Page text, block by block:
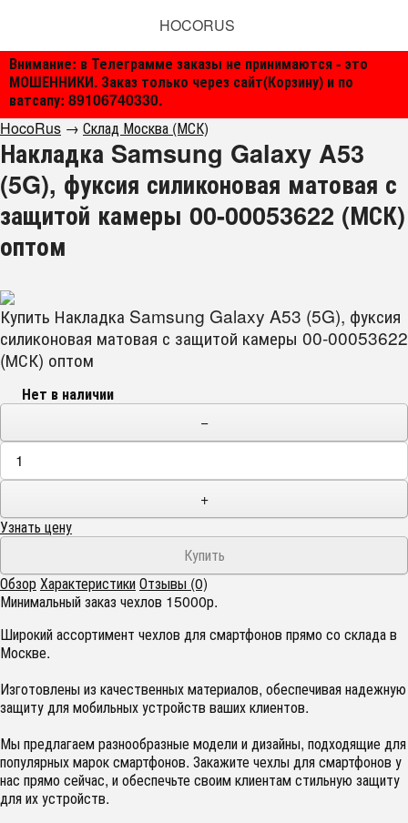
Внимание: в Телеграмме заказы не принимаются - это
МОШЕННИКИ. Заказ только через сайт(Корзину) и по
ватсапу: 89106740330.
HOCORUS
HocoRus → Склад Москва (МСК)
Накладка Samsung Galaxy A53
(5G), фуксия силиконовая матовая с
защитой камеры 00-00053622 (МСК)
оптом
Купить Накладка Samsung Galaxy A53 (5G), фуксия
силиконовая матовая с защитой камеры 00-00053622
(МСК) оптом
Нет в наличии
−
+
Узнать цену
ОбзорХарактеристикиОтзывы (0)
Минимальный заказ чехлов 15000р.
Широкий ассортимент чехлов для смартфонов прямо со склада в
Москве.
Изготовлены из качественных материалов, обеспечивая надежную
защиту для мобильных устройств ваших клиентов.
Мы предлагаем разнообразные модели и дизайны, подходящие для
популярных марок смартфонов. Закажите чехлы для смартфонов у
нас прямо сейчас, и обеспечьте своим клиентам стильную защиту
для их устройств.